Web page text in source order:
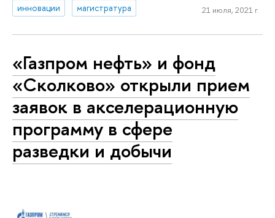
инновации
магистратура 21 июля, 2021 г.
«Газпром нефть» и фонд
«Сколково» открыли прием
заявок в акселерационную
программу в сфере
разведки и добычи